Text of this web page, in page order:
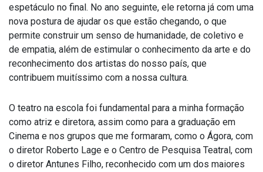
espetáculo no final. No ano seguinte, ele retorna já com uma
nova postura de ajudar os que estão chegando, o que
permite construir um senso de humanidade, de coletivo e
de empatia, além de estimular o conhecimento da arte e do
reconhecimento dos artistas do nosso país, que
contribuem muitíssimo com a nossa cultura.
O teatro na escola foi fundamental para a minha formação
como atriz e diretora, assim como para a graduação em
Cinema e nos grupos que me formaram, como o Ágora, com
o diretor Roberto Lage e o Centro de Pesquisa Teatral, com
o diretor Antunes Filho, reconhecido com um dos maiores